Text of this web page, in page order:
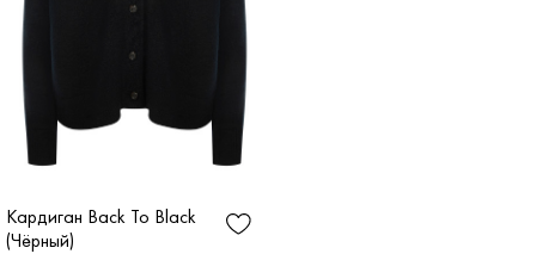
Кардиган Back To Black
(Чёрный)